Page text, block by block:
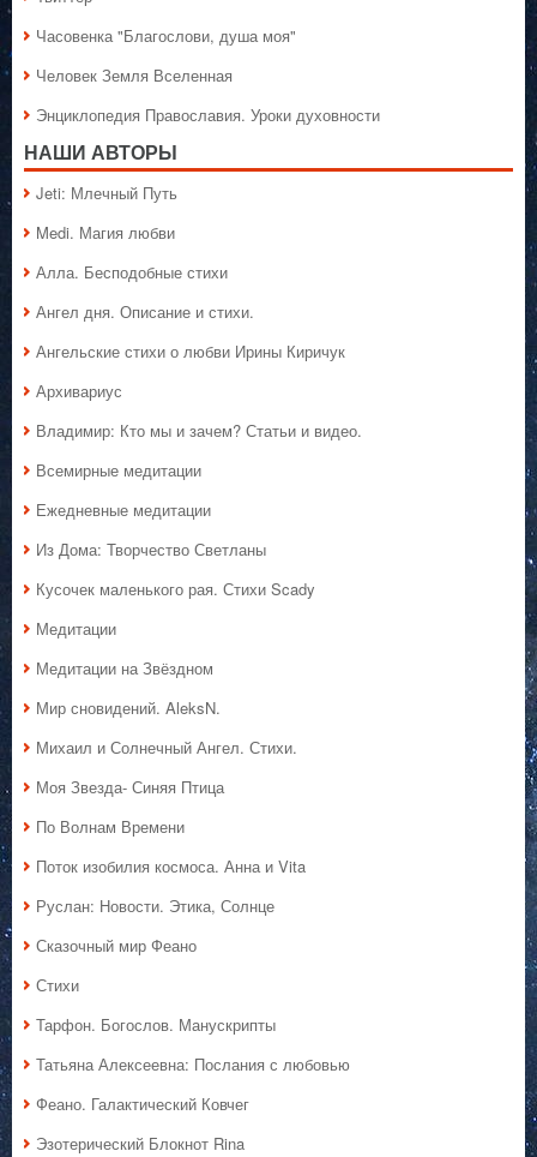
Часовенка "Благослови, душа моя"
Человек Земля Вселенная
Энциклопедия Православия. Уроки духовности
НАШИ АВТОРЫ
Jeti: Млечный Путь
Medi. Магия любви
Алла. Бесподобные стихи
Ангел дня. Описание и стихи.
Ангельские стихи о любви Ирины Киричук
Архивариус
Владимир: Кто мы и зачем? Статьи и видео.
Всемирные медитации
Ежедневные медитации
Из Дома: Творчество Светланы
Кусочек маленького рая. Стихи Scady
Медитации
Медитации на Звёздном
Мир сновидений. AleksN.
Михаил и Солнечный Ангел. Стихи.
Моя Звезда- Синяя Птица
По Волнам Времени
Поток изобилия космоса. Анна и Vita
Руслан: Новости. Этика, Солнце
Сказочный мир Феано
Стихи
Тарфон. Богослов. Манускрипты
Татьяна Алексеевна: Послания с любовью
Феано. Галактический Ковчег
Эзотерический Блокнот Rina